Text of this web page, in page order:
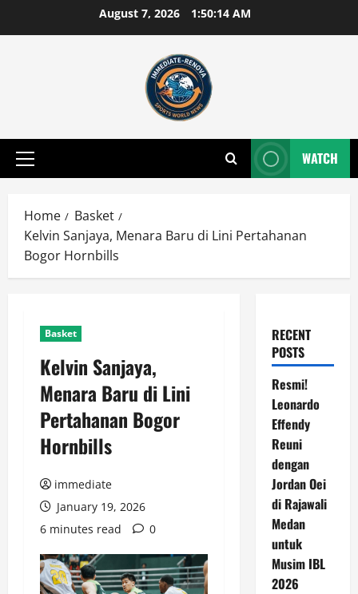
August 7, 2026 1:50:15 AM
Primary
WATCH
Home
Basket
Kelvin Sanjaya, Menara Baru di Lini Pertahanan
Bogor Hornbills
Basket
Kelvin Sanjaya,
Menara Baru di Lini
Pertahanan Bogor
Hornbills
immediate
January 19, 2026
6 minutes read
0
RECENT
POSTS
Resmi!
Leonardo
Effendy
Reuni
dengan
Jordan Oei
di Rajawali
Medan
untuk
Musim IBL
2026